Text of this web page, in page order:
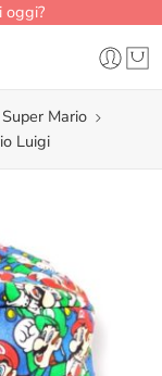
oggi?
Super Mario
Luigi